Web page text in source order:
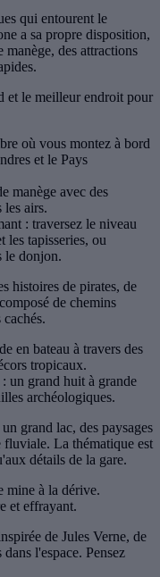
qui entourent le
a sa propre disposition,
manège, des attractions
et le meilleur endroit pour
où vous montez à bord
et le Pays
manège avec des
les airs.
: traversez le niveau
les tapisseries, ou
le donjon.
histoires de pirates, de
de chemins
en bateau à travers des
tropicaux.
un grand huit à grande
archéologiques.
grand lac, des paysages
fluviale. La thématique est
détails de la gare.
mine à la dérive.
et effrayant.
de Jules Verne, de
l'espace. Pensez